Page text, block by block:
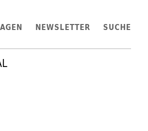
NEWSLETTER SUCHE